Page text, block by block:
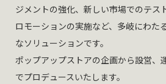
ジメントの強化、新しい市場でのテス
ロモーションの実施など、多岐にわた
なソリューションです。
ポップアップストアの企画から設営、
でプロデュースいたします。